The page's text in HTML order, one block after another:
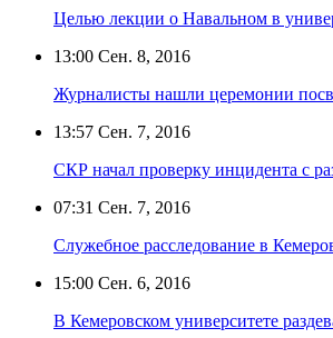
Целью лекции о Навальном в
13:00 Сен. 8, 2016
Журналисты нашли церемонии
13:57 Сен. 7, 2016
СКР начал проверку инцидента с
07:31 Сен. 7, 2016
Служебное расследование в
15:00 Сен. 6, 2016
В Кемеровском университете